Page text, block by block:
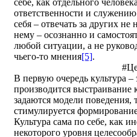
себе, как отдельного
ответственности и
себя – отвечать за других
нему – осознанно и
любой ситуации, а не
чьего-то мнения[5].
В первую очередь культура –
производится выстраивание
задаются модели поведения,
стимулируется
Культура сама по себе, как
некоторого уровня